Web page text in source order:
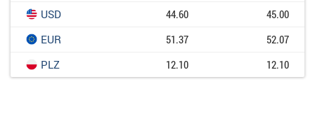
USD 44.60
45.00
EUR
51.37
52.07
PLZ
12.10 12.10